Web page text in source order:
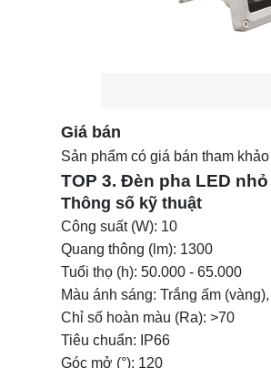
Giá bán
Sản phẩm có giá bán tham
TOP 3. Đèn pha LED
Thông số kỹ thuật
Công suất (W): 10
Quang thông (lm): 1300
Tuổi thọ (h): 50.000 - 65.000
Màu ánh sáng: Trắng ấm
Chỉ số hoàn màu (Ra): >70
Tiêu chuẩn: IP66
Góc mở (°): 120